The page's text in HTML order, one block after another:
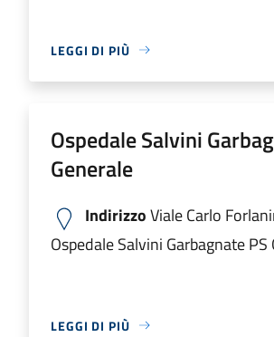
LEGGI DI PIÙ
Ospedale Salvini
Generale
IndirizzoViale Carlo
Ospedale Salvini Garbagnate PS
LEGGI DI PIÙ